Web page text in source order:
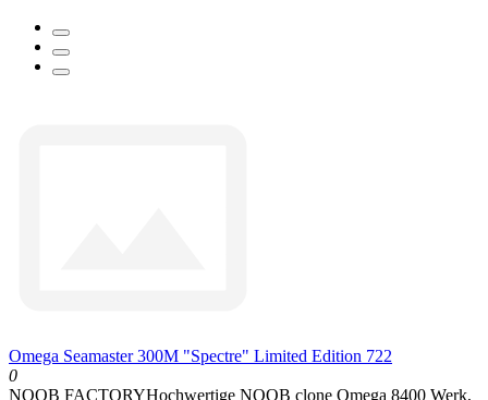
Omega Seamaster 300M "Spectre" Limited Edition 722
0
NOOB FACTORYHochwertige NOOB clone Omega 8400 Werk,